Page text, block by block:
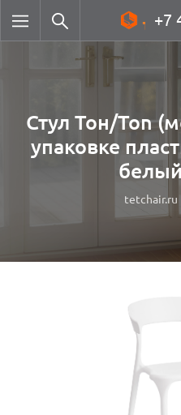
+7
Стул Тон/Ton
упаковке
tetchair.ru